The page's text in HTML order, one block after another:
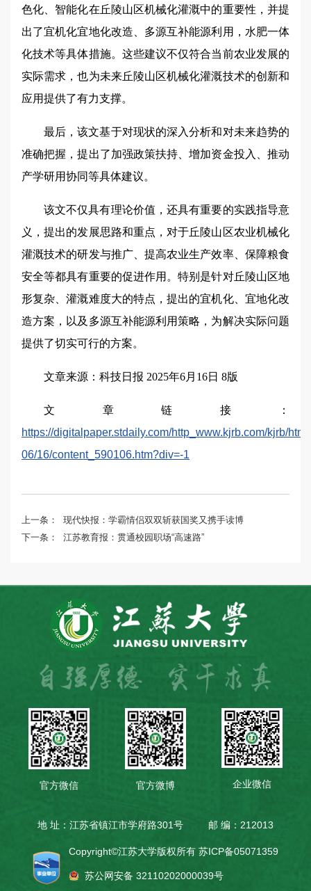
色化、智能化在丘陵山区机械化灌溉中的重要性，并提
出了宜机化宜地化改造、多源互补能源利用，水肥一体
化技术等具体措施。这些建议不仅符合当前农业发展的
实际需求，也为未来丘陵山区机械化灌溉技术的创新和
应用提供了有力支撑。
最后，该文基于对现状的深入分析和对未来趋势的
准确把握，提出了加强政策扶持、增加资金投入、推动
产学研用协同等具体建议。
该文不仅具有理论价值，还具有重要的实践指导意
义，提出的发展思路和重点，对于丘陵山区农业机械化
灌溉技术的研发与推广、提高农业生产效率、保障粮食
安全等都具有重要的促进作用。特别是针对丘陵山区地
形复杂、灌溉难度大的特点，提出的宜机化、宜地化改
造方案，以及多源互补能源利用策略，为解决实际问题
提供了切实可行的方案。
文章来源：科技日报 2025年6月16日 8版
文章链接：
https://digitalpaper.stdaily.com/http_www.kjrb.com/kjrb/
06/16/content_590106.htm?div=-1
上一条：
现代快报：学霸情侣双双斩获国奖又携手读博
下一条：
江苏教育报：贯通校园职场“高速路”
地 址：江苏省镇江市学府路301号 邮 编：212013
Copyright©江苏大学版权所有苏ICP备05071359
苏公网安备 32110202000039号
官方微信 官方微博 企业微信